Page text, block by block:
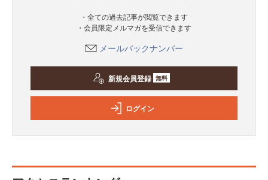
・全ての過去記事が閲覧できます
・会員限定メルマガを受信できます
メールバックナンバー
新規会員登録 無料
ログイン